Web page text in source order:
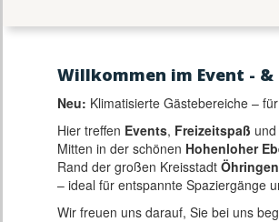
Willkommen im Event -
Neu: Klimatisierte Gästebereiche – für
Hier treffen Events, Freizeitspaß und
Mitten in der schönen Hohenloher
Rand der großen Kreisstadt Öhringen
– ideal für entspannte Spaziergänge
Wir freuen uns darauf, Sie bei uns